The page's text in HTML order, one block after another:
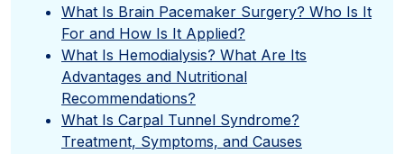
What Is Brain Pacemaker Surgery? Who Is It
For and How Is It Applied?
What Is Hemodialysis? What Are Its
Advantages and Nutritional
Recommendations?
What Is Carpal Tunnel Syndrome?
Treatment, Symptoms, and Causes